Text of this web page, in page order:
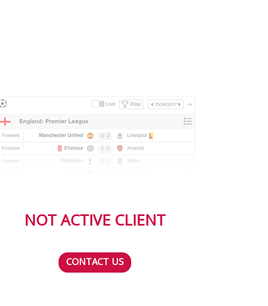
NOT ACTIVE CLIENT
CONTACT US